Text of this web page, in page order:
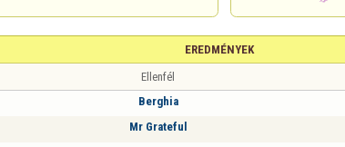
EREDMÉNYEK
Ellenfél
Berghia
Mr Grateful